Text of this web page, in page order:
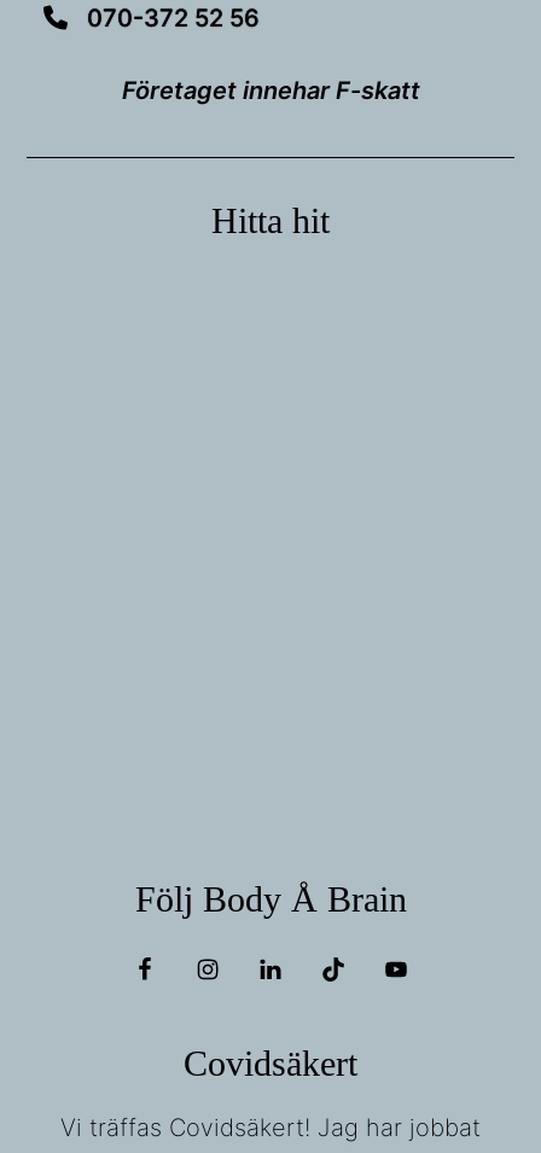
070-372 52 56
Företaget innehar F-skatt
Hitta hit
Följ Body Å Brain
Covidsäkert
Vi träffas Covidsäkert! Jag har jobbat